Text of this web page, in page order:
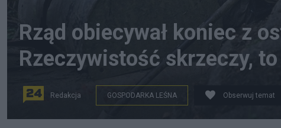
Rząd obiecywał koniec z
Rzeczywistość skrzeczy,
Redakcja GOSPODARKA LEŚNA Obserwuj temat